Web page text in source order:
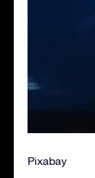
Pixabay